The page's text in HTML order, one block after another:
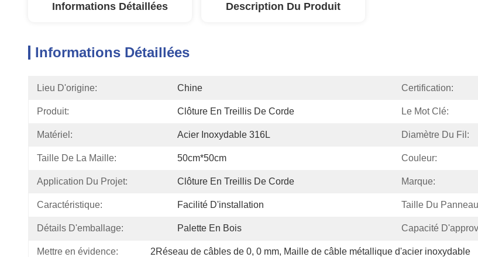
Informations Détaillées Description Du Produit
Informations Détaillées
Lieu D'origine: Chine Certification:
Produit: Clôture En Treillis De Corde Le Mot Clé:
Matériel: Acier Inoxydable 316L Diamètre Du Fil:
Taille De La Maille: 50cm*50cm Couleur:
Application Du Projet: Clôture En Treillis De Corde Marque:
Caractéristique: Facilité D'installation Taille Du
Détails D'emballage: Palette En Bois Capacité
Mettre en évidence: 2Réseau de câbles de 0, 0 mm, Maille de câble métallique d'acier inoxydable